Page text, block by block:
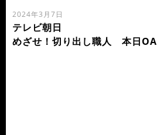
2024年3月7日
テレビ朝日
めざせ！切り出し職人 本日OA